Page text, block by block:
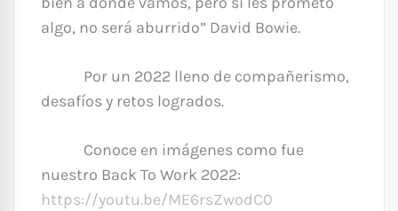
algo, no será aburrido” David Bowie.
Por un 2022 lleno de compañerismo,
desafíos y retos logrados.
Conoce en imágenes como fue
nuestro Back To Work 2022:
https://youtu.be/ME6rsZwodC0